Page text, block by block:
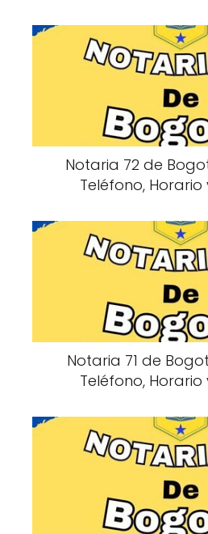
Notaria 72 de
Teléfono, Horario
Notaria 71 de
Teléfono, Horario